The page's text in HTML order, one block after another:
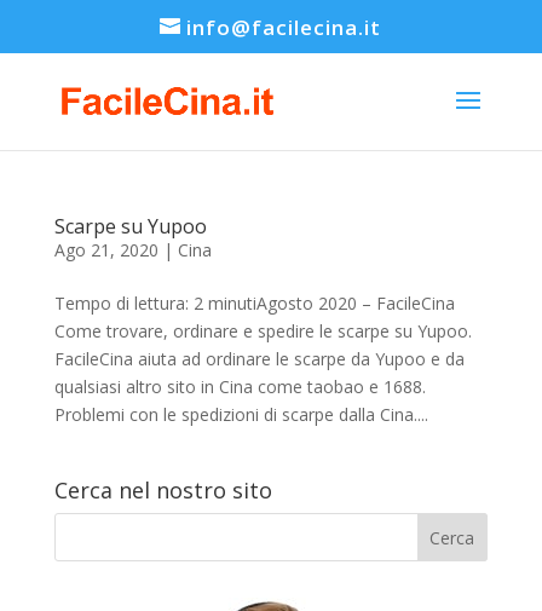
info@facilecina.it
Scarpe su Yupoo
Ago 21, 2020 | Cina
Tempo di lettura: 2 minutiAgosto 2020 – FacileCina
Come trovare, ordinare e spedire le scarpe su Yupoo.
FacileCina aiuta ad ordinare le scarpe da Yupoo e da
qualsiasi altro sito in Cina come taobao e 1688.
Problemi con le spedizioni di scarpe dalla Cina....
Cerca nel nostro sito